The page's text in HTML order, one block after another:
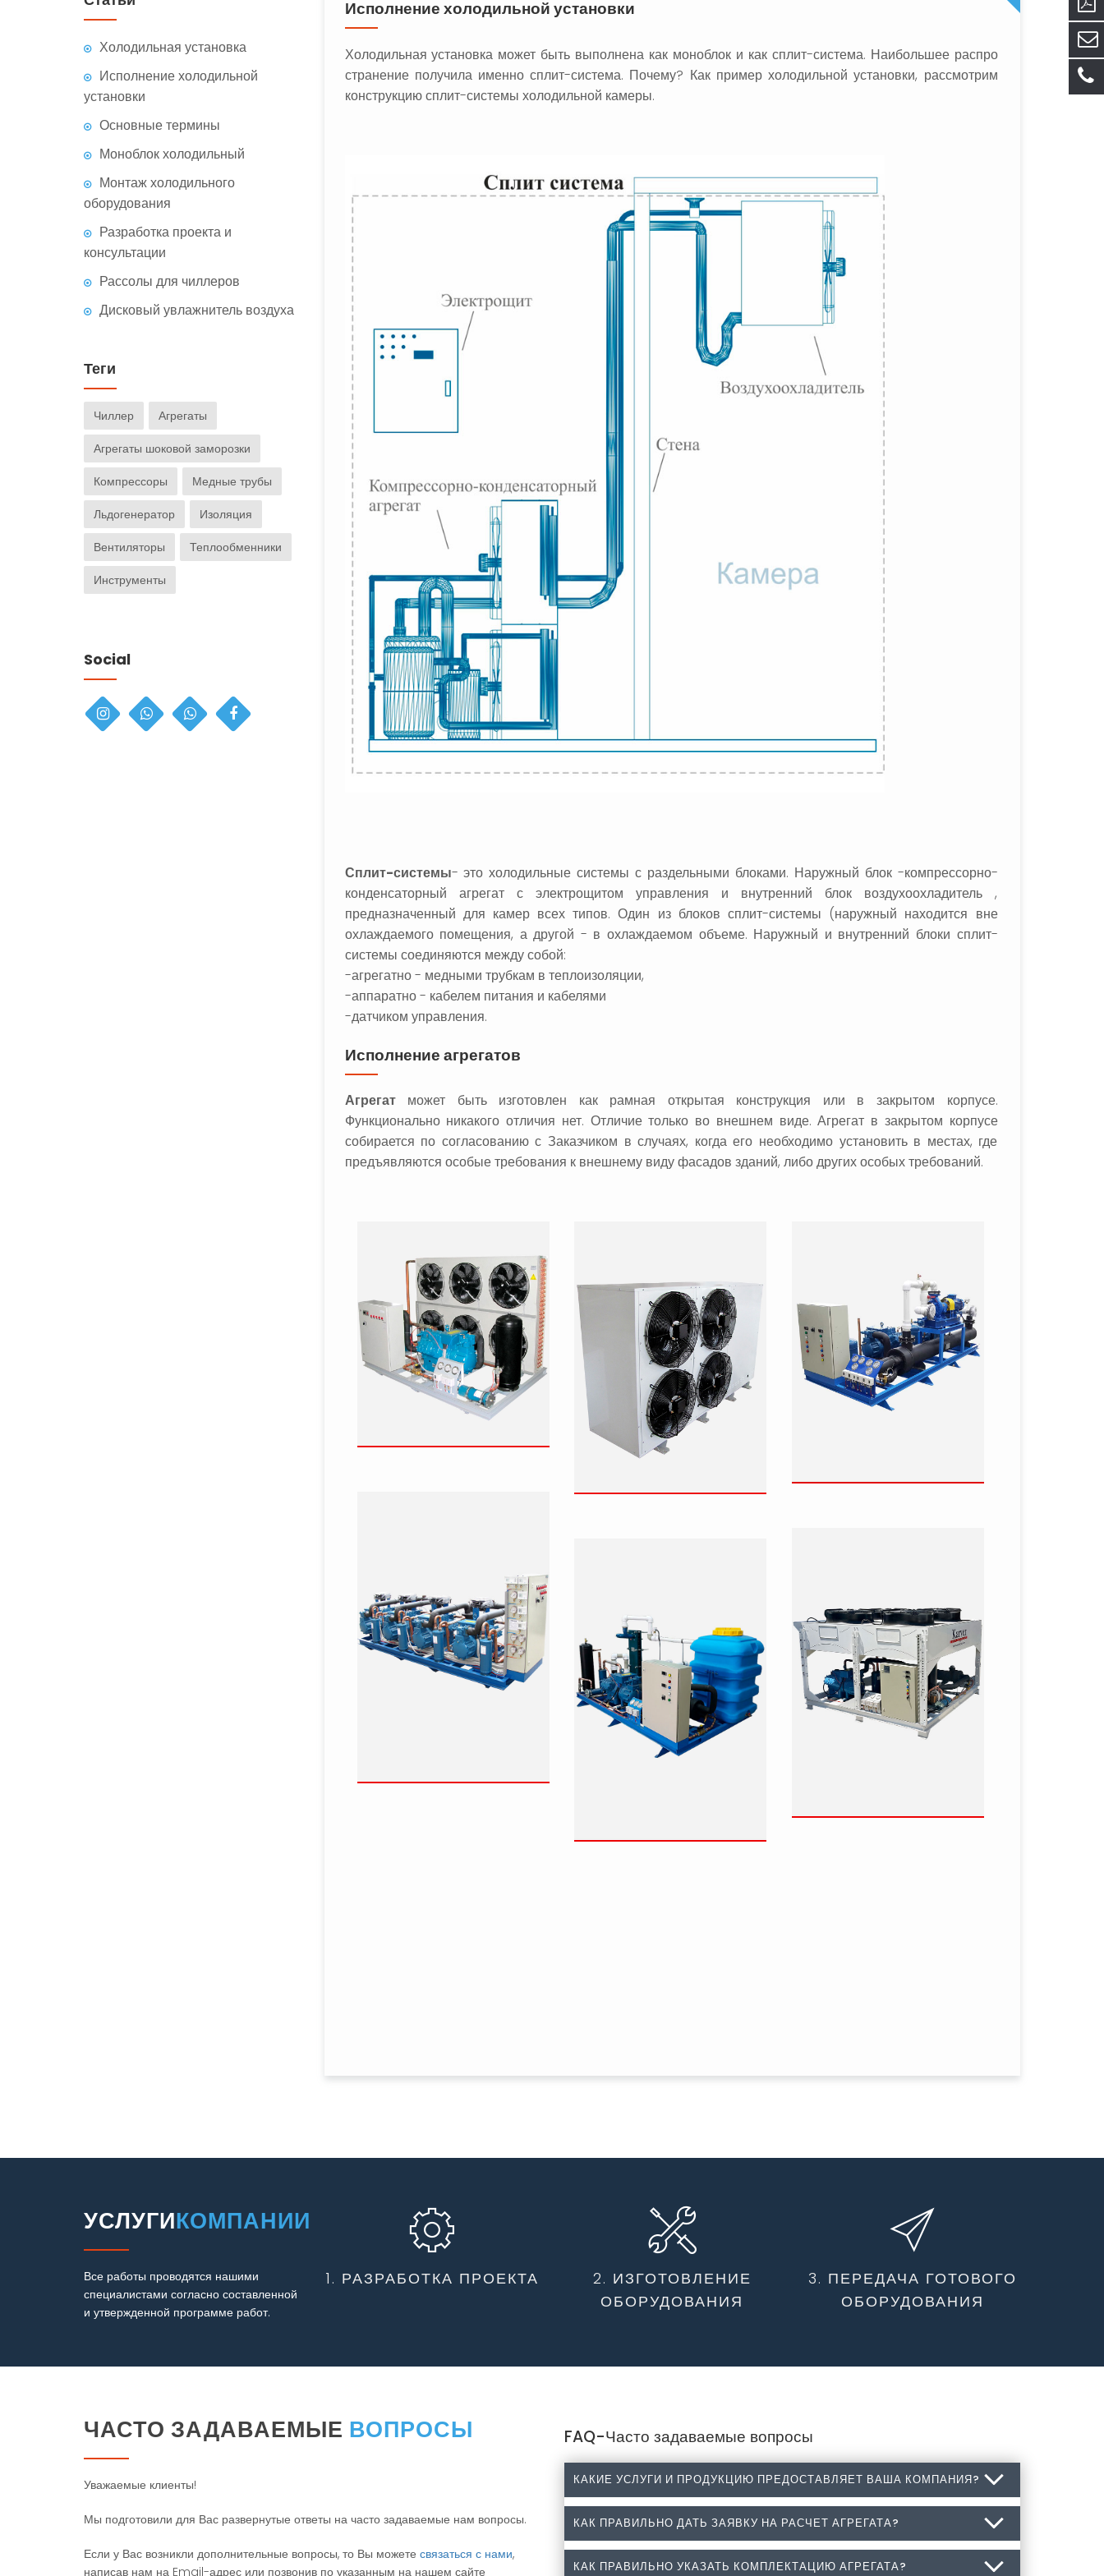
+7(778) 222-77-11
Холодильная установка
Исполнение холодильной
установки
Основные термины
Моноблок холодильный
Монтаж холодильного
оборудования
Разработка проекта и
консультации
Рассолы для чиллеров
Дисковый увлажнитель воздуха
Теги
Чиллер
Агрегаты
Агрегаты шоковой заморозки
Компрессоры
Медные трубы
Льдогенератор
Изоляция
Вентиляторы
Теплообменники
Инструменты
Social
Исполнение холодильной установки
Холодильная установка может быть выполнена как моноблок и как сплит-система. Наибольшее распро
странение получила именно сплит-система. Почему? Как пример холодильной установки, рассмотрим
конструкцию сплит-системы холодильной камеры.
Сплит-системы- это холодильные системы с раздельными блоками. Наружный блок -компрессорно-
конденсаторный агрегат с электрощитом управления и внутренний блок воздухоохладитель ,
предназначенный для камер всех типов. Один из блоков сплит-системы (наружный находится вне
охлаждаемого помещения, а другой - в охлаждаемом объеме. Наружный и внутренний блоки сплит-
системы соединяются между собой:
-агрегатно - медными трубкам в теплоизоляции,
-аппаратно - кабелем питания и кабелями
-датчиком управления.
Исполнение агрегатов
Агрегатможет быть изготовлен как рамная открытая конструкция или в закрытом корпусе.
Функционально никакого отличия нет. Отличие только во внешнем виде. Агрегат в закрытом корпусе
собирается по согласованию с Заказчиком в случаях, когда его необходимо установить в местах, где
предъявляются особые требования к внешнему виду фасадов зданий, либо других особых требований.
УСЛУГИКОМПАНИИ
Все работы проводятся нашими
специалистами согласно составленной
и утвержденной программе работ.
1. РАЗРАБОТКА ПРОЕКТА
2. ИЗГОТОВЛЕНИЕ
ОБОРУДОВАНИЯ
3. ПЕРЕДАЧА ГОТОВОГО
ОБОРУДОВАНИЯ
ЧАСТО ЗАДАВАЕМЫЕ ВОПРОСЫ
Уважаемые клиенты!
Мы подготовили для Вас развернутые ответы на часто задаваемые нам вопросы.
Если у Вас возникли дополнительные вопросы, то Вы можете связаться с нами,
написав нам на Email-адрес или позвонив по указанным на нашем сайте
FAQ-Часто задаваемые вопросы
КАКИЕ УСЛУГИ И ПРОДУКЦИЮ ПРЕДОСТАВЛЯЕТ ВАША КОМПАНИЯ?
Какие услуги и продукцию предоставляет Ваша компания?
Разработка, изготовление, монтаж промышленного холодильного
КАК ПРАВИЛЬНО ДАТЬ ЗАЯВКУ НА РАСЧЕТ АГРЕГАТА?
КАК ПРАВИЛЬНО УКАЗАТЬ КОМПЛЕКТАЦИЮ АГРЕГАТА?